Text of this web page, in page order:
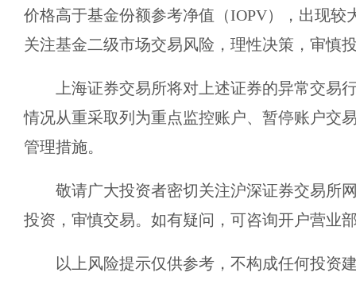
价格高于基金份额参考净值（IOPV），出现较
关注基金二级市场交易风险，理性决策，审慎
上海证券交易所将对上述证券的异常交易
情况从重采取列为重点监控账户、暂停账户交
管理措施。
敬请广大投资者密切关注沪深证券交易所
投资，审慎交易。如有疑问，可咨询开户营业
以上风险提示仅供参考，不构成任何投资